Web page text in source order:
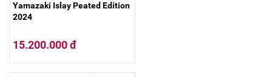
Yamazaki Islay Peated Edition
2024
15.200.000 đ